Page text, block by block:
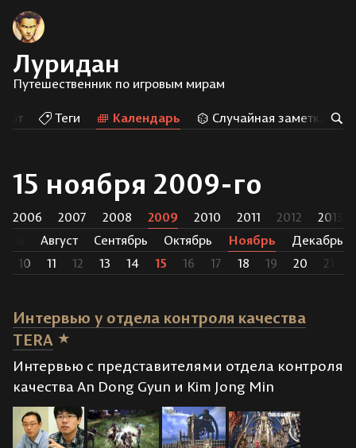
Луридан
Путешественник по игровым мирам
Арт Теги Календарь Случайная заметка
15 ноября 2009-го
2006 2007 2008 2009 2010 2011 2012
2013
Август Сентябрь Октябрь Ноябрь
Декабрь
10 11 12 13 14 15 16 17 18 19 20 21
Интервью у отдела контроля качества
TERA
Интервью с представителями отдела контроля
качества An Dong Gyun и Kim Jong Min